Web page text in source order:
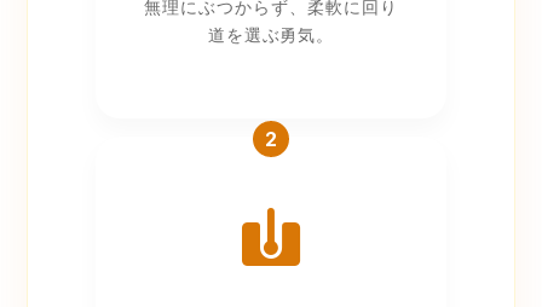
無理にぶつからず、柔軟に回り
道を選ぶ勇気。
2